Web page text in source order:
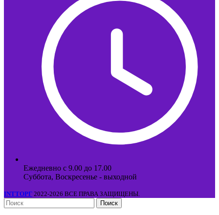
Ежедневно с 9.00 до 17.00
Суббота, Воскресенье - выходной
INTТОРГ 2022-2026 ВСЕ ПРАВА ЗАЩИЩЕНЫ.
Поиск